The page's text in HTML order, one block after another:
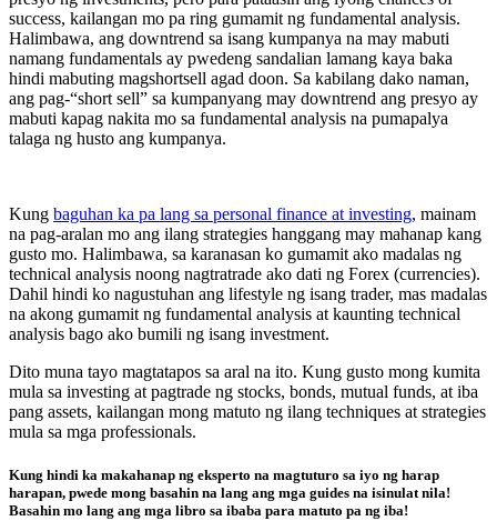
success, kailangan mo pa ring gumamit ng fundamental analysis.
Halimbawa, ang downtrend sa isang kumpanya na may mabuti
namang fundamentals ay pwedeng sandalian lamang kaya baka
hindi mabuting magshortsell agad doon. Sa kabilang dako naman,
ang pag-“short sell” sa kumpanyang may downtrend ang presyo ay
mabuti kapag nakita mo sa fundamental analysis na pumapalya
talaga ng husto ang kumpanya.
Kung baguhan ka pa lang sa personal finance at investing, mainam
na pag-aralan mo ang ilang strategies hanggang may mahanap kang
gusto mo. Halimbawa, sa karanasan ko gumamit ako madalas ng
technical analysis noong nagtratrade ako dati ng Forex (currencies).
Dahil hindi ko nagustuhan ang lifestyle ng isang trader, mas madalas
na akong gumamit ng fundamental analysis at kaunting technical
analysis bago ako bumili ng isang investment.
Dito muna tayo magtatapos sa aral na ito. Kung gusto mong kumita
mula sa investing at pagtrade ng stocks, bonds, mutual funds, at iba
pang assets, kailangan mong matuto ng ilang techniques at strategies
mula sa mga professionals.
Kung hindi ka makahanap ng eksperto na magtuturo sa iyo ng harap
harapan, pwede mong basahin na lang ang mga guides na isinulat nila!
Basahin mo lang ang mga libro sa ibaba para matuto pa ng iba!